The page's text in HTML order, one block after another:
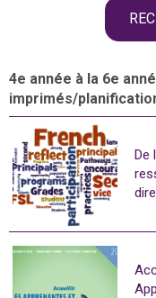
4e année à la 6e
imprimés/
De